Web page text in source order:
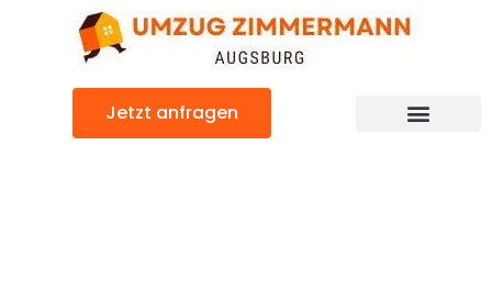
Jetzt anfragen